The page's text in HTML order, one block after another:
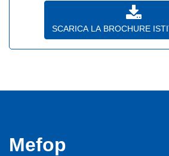
SCARICA LA BROCHURE
Mefop